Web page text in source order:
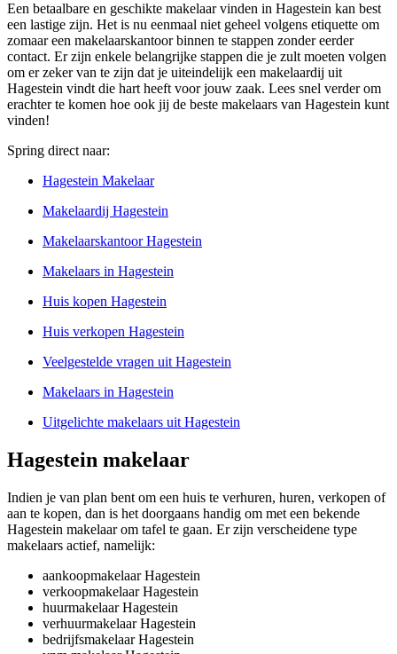
Een betaalbare en geschikte makelaar vinden in Hagestein kan best
een lastige zijn. Het is nu eenmaal niet geheel volgens etiquette om
zomaar een makelaarskantoor binnen te stappen zonder eerder
contact. Er zijn enkele belangrijke stappen die je zult moeten volgen
om er zeker van te zijn dat je uiteindelijk een makelaardij uit
Hagestein vindt die hart heeft voor jouw zaak. Lees snel verder om
erachter te komen hoe ook jij de beste makelaars van Hagestein kunt
vinden!
Spring direct naar:
Hagestein Makelaar
Makelaardij Hagestein
Makelaarskantoor Hagestein
Makelaars in Hagestein
Huis kopen Hagestein
Huis verkopen Hagestein
Veelgestelde vragen uit Hagestein
Makelaars in Hagestein
Uitgelichte makelaars uit Hagestein
Hagestein makelaar
Indien je van plan bent om een huis te verhuren, huren, verkopen of
aan te kopen, dan is het doorgaans handig om met een bekende
Hagestein makelaar om tafel te gaan. Er zijn verscheidene type
makelaars actief, namelijk:
aankoopmakelaar Hagestein
verkoopmakelaar Hagestein
huurmakelaar Hagestein
verhuurmakelaar Hagestein
bedrijfsmakelaar Hagestein